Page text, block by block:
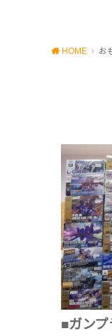
HOME お
■ガン